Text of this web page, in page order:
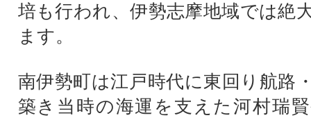
培も行われ、伊勢志摩地域では絶
ます。
南伊勢町は江戸時代に東回り航路
築き当時の海運を支えた河村瑞